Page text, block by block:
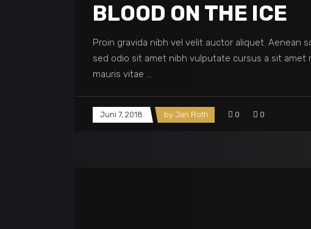
BLOOD ON THE ICE
Proin gravida nibh vel velit auctor aliquet. Aenean
sed odio sit amet nibh vulputate cursus a sit amet
mauris vitae
Juni 7, 2018 by Jan Roth 0 0